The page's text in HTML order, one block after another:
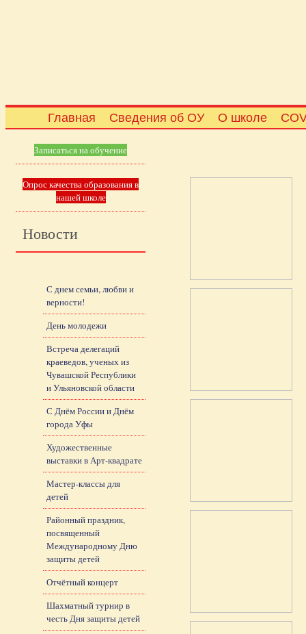
Главная Сведения об ОУ О школе
Записаться на обучение
Опрос качества образования в
нашей школе
Новости
С днем семьи, любви и
верности!
День молодежи
Встреча делегаций
краеведов, ученых из
Чувашской Республики
и Ульяновской области
С Днём России и Днём
города Уфы
Художественные
выставки в Арт-квадрате
Мастер-классы для
детей
Районный праздник,
посвященный
Международному Дню
защиты детей
Отчётный концерт
Шахматный турнир в
честь Дня защиты детей